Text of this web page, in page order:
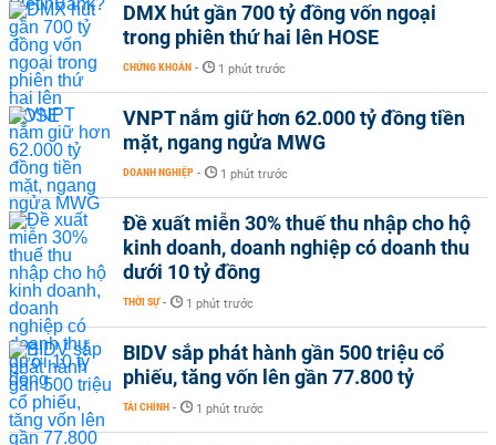
DMX hút gần 700 tỷ đồng vốn ngoại
trong phiên thứ hai lên HOSE
CHỨNG KHOÁN - 1 phút trước
VNPT nắm giữ hơn 62.000 tỷ đồng tiền
mặt, ngang ngửa MWG
DOANH NGHIỆP - 1 phút trước
Đề xuất miễn 30% thuế thu nhập cho hộ
kinh doanh, doanh nghiệp có doanh thu
dưới 10 tỷ đồng
THỜI SỰ - 1 phút trước
BIDV sắp phát hành gần 500 triệu cổ
phiếu, tăng vốn lên gần 77.800 tỷ
TÀI CHÍNH - 1 phút trước